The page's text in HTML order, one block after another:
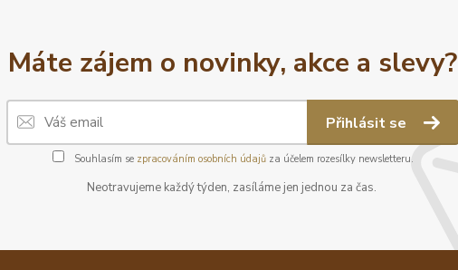
Máte zájem o novinky, akce a slevy?
Přihlásit se
Souhlasím se zpracováním osobních údajůza účelem rozesílky newsletteru.
Neotravujeme každý týden, zasíláme jen jednou za čas.